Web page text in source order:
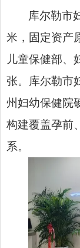
库尔勒市
米，固定资产
儿童保健部、
张。库尔勒市
州妇幼保健院
构建覆盖孕前
系。